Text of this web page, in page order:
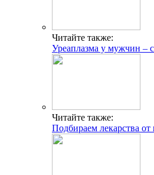
Читайте также:
Уреаплазма у мужчин –
Читайте также:
Подбираем лекарства